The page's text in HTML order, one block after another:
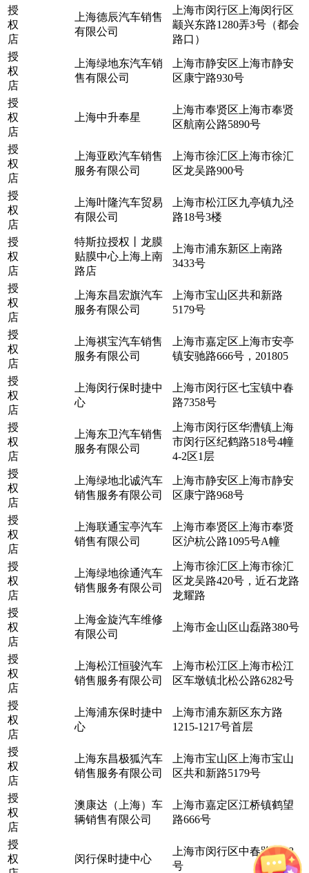
授
权
店
上海德辰汽车销售
有限公司
上海市闵行区上海闵行区
颛兴东路1280弄3号（都会
路口）
授
权
店
上海绿地东汽车销
售有限公司
上海市静安区上海市静安
区康宁路930号
授
权
店
上海中升奉星
上海市奉贤区上海市奉贤
区航南公路5890号
授
权
店
上海亚欧汽车销售
服务有限公司
上海市徐汇区上海市徐汇
区龙吴路900号
授
权
店
上海叶隆汽车贸易
有限公司
上海市松江区九亭镇九泾
路18号3楼
授
权
店
特斯拉授权丨龙膜
贴膜中心上海上南
路店
上海市浦东新区上南路
3433号
授
权
店
上海东昌宏旗汽车
服务有限公司
上海市宝山区共和新路
5179号
授
权
店
上海祺宝汽车销售
服务有限公司
上海市嘉定区上海市安亭
镇安驰路666号，201805
授
权
店
上海闵行保时捷中
心
上海市闵行区七宝镇中春
路7358号
授
权
店
上海东卫汽车销售
服务有限公司
上海市闵行区华漕镇上海
市闵行区纪鹤路518号4幢
4-2区1层
授
权
店
上海绿地北诚汽车
销售服务有限公司
上海市静安区上海市静安
区康宁路968号
授
权
店
上海联通宝亭汽车
销售有限公司
上海市奉贤区上海市奉贤
区沪杭公路1095号A幢
授
权
店
上海绿地徐通汽车
销售服务有限公司
上海市徐汇区上海市徐汇
区龙吴路420号，近石龙路
龙耀路
授
权
店
上海金旋汽车维修
有限公司
上海市金山区山磊路380号
授
权
店
上海松江恒骏汽车
销售服务有限公司
上海市松江区上海市松江
区车墩镇北松公路6282号
授
权
店
上海浦东保时捷中
心
上海市浦东新区东方路
1215-1217号首层
授
权
店
上海东昌极狐汽车
销售服务有限公司
上海市宝山区上海市宝山
区共和新路5179号
授
权
店
澳康达（上海）车
辆销售有限公司
上海市嘉定区江桥镇鹤望
路666号
授
权
闵行保时捷中心
上海市闵行区中春路7358
号